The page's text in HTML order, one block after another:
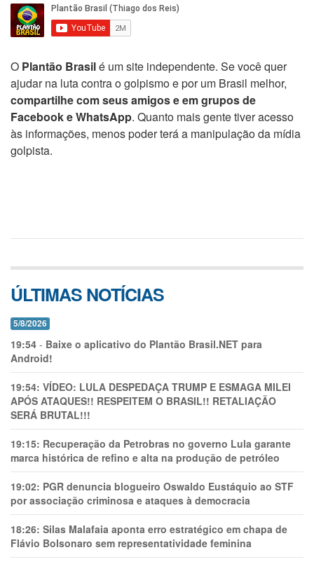
O Plantão Brasilé um site independente. Se você quer
ajudar na luta contra o golpismo e por um Brasil melhor,
compartilhe com seus amigos e em grupos de
Facebook e WhatsApp. Quanto mais gente tiver acesso
às informações, menos poder terá a manipulação da mídia
golpista.
ÚLTIMAS NOTÍCIAS
5/8/2026
19:54 - Baixe o aplicativo do Plantão Brasil.NET para
Android!
19:54: VÍDEO: LULA DESPEDAÇA TRUMP E ESMAGA MILEI
APÓS ATAQUES!! RESPEITEM O BRASIL!! RETALIAÇÃO
SERÁ BRUTAL!!!
19:15: Recuperação da Petrobras no governo Lula garante
marca histórica de refino e alta na produção de petróleo
19:02: PGR denuncia blogueiro Oswaldo Eustáquio ao STF
por associação criminosa e ataques à democracia
18:26: Silas Malafaia aponta erro estratégico em chapa de
Flávio Bolsonaro sem representatividade feminina